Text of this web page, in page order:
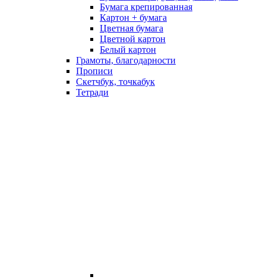
Бумага крепированная
Картон + бумага
Цветная бумага
Цветной картон
Белый картон
Грамоты, благодарности
Прописи
Скетчбук, точкабук
Тетради